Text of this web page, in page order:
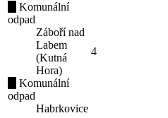
Komunální
odpad
Záboří nad
Labem
(Kutná
Hora)
Komunální
odpad
Habrkovice
4